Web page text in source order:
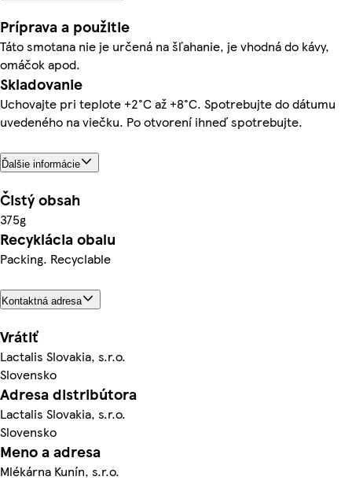
Príprava a použitie
Táto smotana nie je určená na šľahanie, je vhodná do kávy,
omáčok apod.
Skladovanie
Uchovajte pri teplote +2°C až +8°C. Spotrebujte do dátumu
uvedeného na viečku. Po otvorení ihneď spotrebujte.
Ďalšie informácie
Čistý obsah
375g
Recyklácia obalu
Packing. Recyclable
Kontaktná adresa
Vrátiť
Lactalis Slovakia, s.r.o.
Slovensko
Adresa distribútora
Lactalis Slovakia, s.r.o.
Slovensko
Meno a adresa
Mlékárna Kunín, s.r.o.